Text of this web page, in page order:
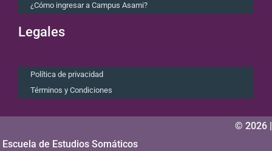
¿Cómo ingresar a Campus Asami?
Legales
Política de privacidad
Términos y Condiciones
© 2026 |
Escuela de Estudios Somáticos